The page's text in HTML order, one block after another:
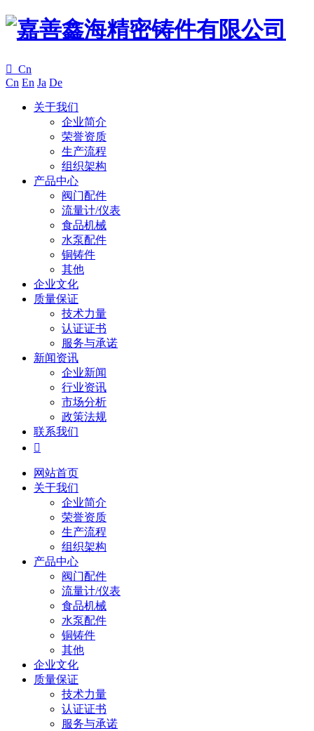
 Cn
Cn En Ja De
关于我们
企业简介
荣誉资质
生产流程
组织架构
产品中心
阀门配件
流量计/仪表
食品机械
水泵配件
铜铸件
其他
企业文化
质量保证
技术力量
认证证书
服务与承诺
新闻资讯
企业新闻
行业资讯
市场分析
政策法规
联系我们

网站首页
关于我们
企业简介
荣誉资质
生产流程
组织架构
产品中心
阀门配件
流量计/仪表
食品机械
水泵配件
铜铸件
其他
企业文化
质量保证
技术力量
认证证书
服务与承诺